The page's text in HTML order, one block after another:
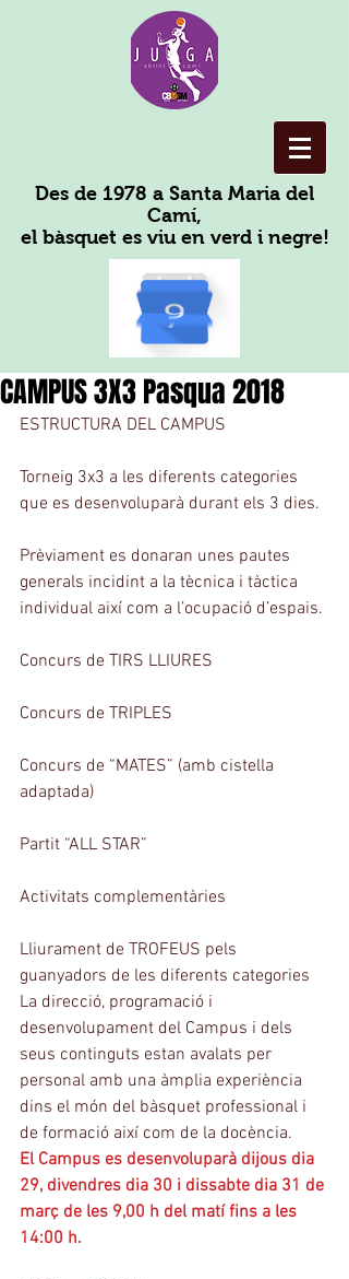
Des de 1978 a Santa Maria del
Camí,
el bàsquet es viu en verd i negre!
CAMPUS 3X3 Pasqua 2018
ESTRUCTURA DEL CAMPUS
Torneig 3x3 a les diferents categories
que es desenvoluparà durant els 3 dies.
Prèviament es donaran unes pautes
generals incidint a la tècnica i tàctica
individual així com a l’ocupació d’espais.
Concurs de TIRS LLIURES
Concurs de TRIPLES
Concurs de “MATES” (amb cistella
adaptada)
Partit “ALL STAR”
Activitats complementàries
Lliurament de TROFEUS pels
guanyadors de les diferents categories
La direcció, programació i
desenvolupament del Campus i dels
seus continguts estan avalats per
personal amb una àmplia experiència
dins el món del bàsquet professional i
de formació així com de la docència.
El Campus es desenvoluparà dijous dia
29, divendres dia 30 i dissabte dia 31 de
març de les 9,00 h del matí fins a les
14:00 h.